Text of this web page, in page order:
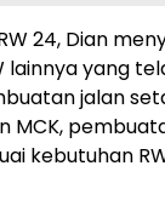
24, Dian
lainnya yang
jalan
MCK,
kebutuhan